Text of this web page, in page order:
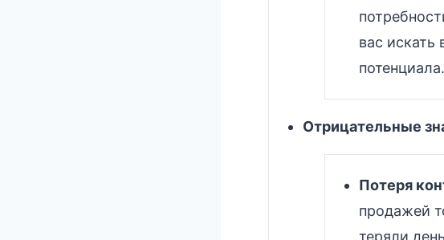
вас искать
потенциала.
Отрицательные
Потеря
продажей
теряли